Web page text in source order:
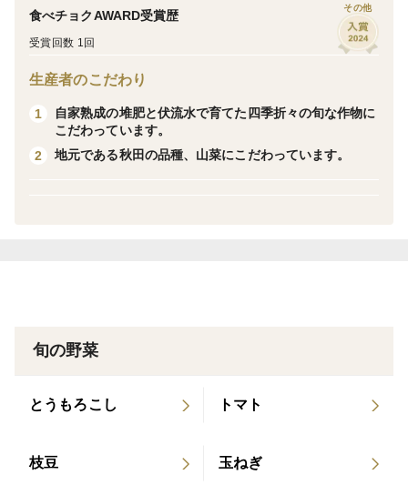
に留めて育てています。
食べられる時期：６月中旬～10月中旬です。オクラの原
産地は熱帯のアフリカ。暑い気候が好きな植物です。将
＃含まれる主な栄養素：βカロテン、葉酸、カリウム
食べチョクAWARD受賞歴
受賞回数 1回
その他
生産者のこだわり
1
自家熟成の堆肥と伏流水で育てた四季折々の旬な作物に
こだわっています。
2
地元である秋田の品種、山菜にこだわっています。
旬の野菜
とうもろこし トマト
枝豆 玉ねぎ